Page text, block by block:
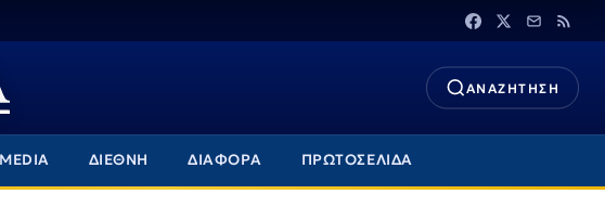
ΑΝΑΖΗΤΗΣΗ
MEDIA ΔΙΕΘΝΗ ΔΙΑΦΟΡΑ ΠΡΩΤΟΣΕΛΙΔΑ